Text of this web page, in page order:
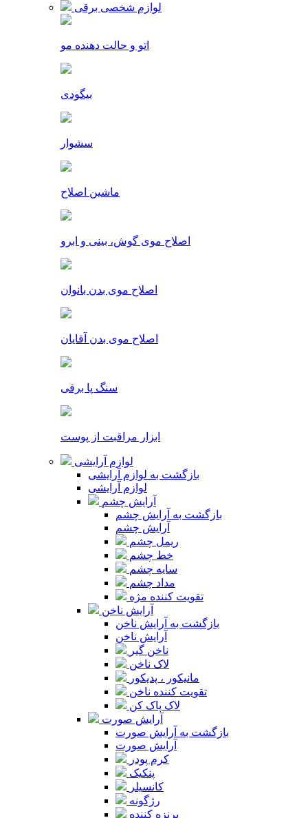
لوازم شخصی برقی
اتو و حالت دهنده مو
بیگودی
سشوار
ماشین اصلاح
اصلاح موی گوش، بینی و ابرو
اصلاح موی بدن بانوان
اصلاح موی بدن آقایان
سنگ پا برقی
ابزار مراقبت از پوست
لوازم آرایشی
بازگشت به لوازم آرایشی
لوازم آرایشی
آرایش چشم
بازگشت به آرایش چشم
آرایش چشم
ریمل چشم
خط چشم
سایه چشم
مداد چشم
تقویت کننده مژه
آرایش ناخن
بازگشت به آرایش ناخن
آرایش ناخن
ناخن گیر
لاک ناخن
مانیکور ، پدیکور
تقویت کننده ناخن
لاک پاک کن
آرایش صورت
بازگشت به آرایش صورت
آرایش صورت
کرم پودر
پنکیک
کانسیلر
رژگونه
برنزه کننده